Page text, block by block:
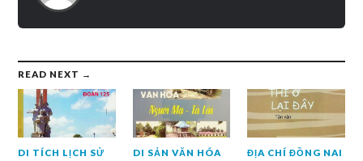
READ NEXT →
DI TÍCH LỊCH SỬ DI SẢN VĂN HÓA ĐỊA CHÍ ĐỒNG NAI